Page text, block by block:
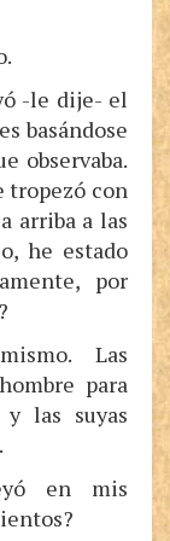
-le dije- el
basándose
observaba.
tropezó con
arriba a las
he estado
por
Las
para
y las suyas
en mis